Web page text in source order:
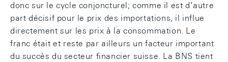
donc sur le cycle conjoncturel; comme il est d’autre
part décisif pour le prix des importations, il influe
directement sur les prix à la consommation. Le
franc était et reste par ailleurs un facteur important
du succès du secteur financier suisse. La BNS tient